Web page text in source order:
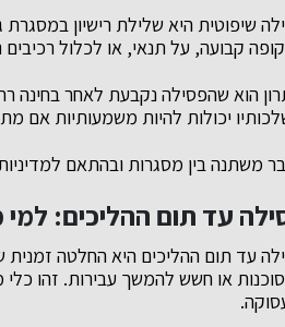
שיפוטית היא שלילת רישיון
קבועה, על תנאי, או לכלול רכיבים
הוא שהפסילה נקבעת לאחר בחינה
יכולות להיות משמעותיות אם
משתנה בין מסגרות ובהתאם
עד תום ההליכים:
עד תום ההליכים היא החלטה
או חשש להמשך עבירות. זהו